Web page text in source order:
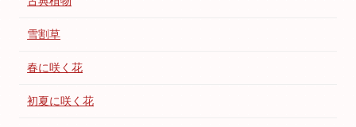
雪割草
春に咲く花
初夏に咲く花